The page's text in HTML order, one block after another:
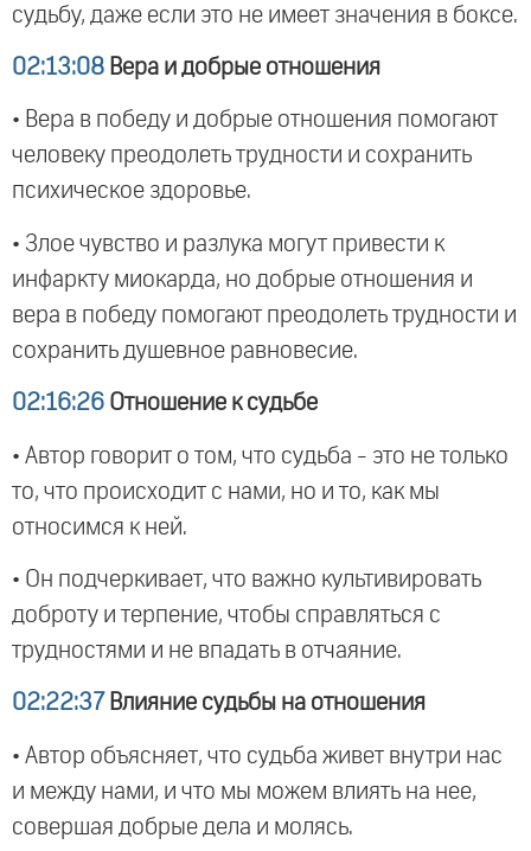
судьбу, даже если это не имеет значения в боксе.
02:13:08 Вера и добрые отношения
• Вера в победу и добрые отношения помогают
человеку преодолеть трудности и сохранить
психическое здоровье.
• Злое чувство и разлука могут привести к
инфаркту миокарда, но добрые отношения и
вера в победу помогают преодолеть трудности и
сохранить душевное равновесие.
02:16:26 Отношение к судьбе
• Автор говорит о том, что судьба - это не только
то, что происходит с нами, но и то, как мы
относимся к ней.
• Он подчеркивает, что важно культивировать
доброту и терпение, чтобы справляться с
трудностями и не впадать в отчаяние.
02:22:37 Влияние судьбы на отношения
• Автор объясняет, что судьба живет внутри нас
и между нами, и что мы можем влиять на нее,
совершая добрые дела и молясь.